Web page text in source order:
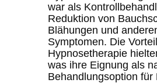
war als
Reduktion von
Blähungen und
Symptomen. Die
Hypnosetherapie
was ihre Eignung als
Behandlungsoption für